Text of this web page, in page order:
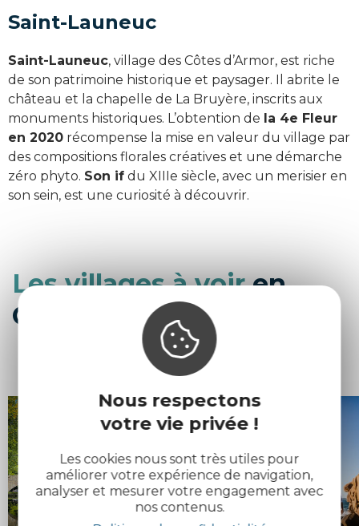
Nous respectons
votre vie privée !
Les cookies nous sont très utiles pour
améliorer votre expérience de navigation,
analyser et mesurer votre engagement avec
nos contenus.
Saint-Launeuc
Saint-Launeuc, village des Côtes d’Armor, est riche
de son patrimoine historique et paysager. Il abrite le
château et la chapelle de La Bruyère, inscrits aux
monuments historiques. L’obtention de la 4e Fleur
en 2020 récompense la mise en valeur du village par
des compositions florales créatives et une démarche
zéro phyto. Son if du XIIIe siècle, avec un merisier en
son sein, est une curiosité à découvrir.
Les villages à voir en
Côtes d'Armor
Villes et
Les